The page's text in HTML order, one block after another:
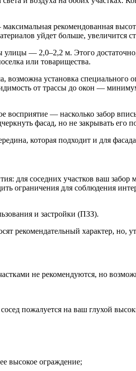
рекомендованная
уйдет больше, увеличится
улицы — 2,0–2,2 м. Этого
или товарищества.
возможна установка специального
от трассы до окон —
восприятие — насколько забор
фасад, но не закрывать его
которая подходит и для
для соседних участков ваш забор
ограничения для соблюдения
и застройки (ПЗЗ).
рекомендательный характер, но,
не рекомендуются, но
пожалуется на ваш глухой
высокое ограждение;